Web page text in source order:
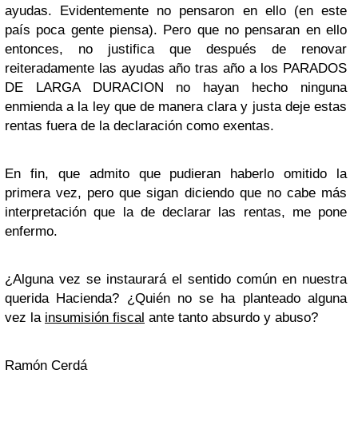
ayudas. Evidentemente no pensaron en ello (en este
país poca gente piensa). Pero que no pensaran en ello
entonces, no justifica que después de renovar
reiteradamente las ayudas año tras año a los PARADOS
DE LARGA DURACION no hayan hecho ninguna
enmienda a la ley que de manera clara y justa deje estas
rentas fuera de la declaración como exentas.
En fin, que admito que pudieran haberlo omitido la
primera vez, pero que sigan diciendo que no cabe más
interpretación que la de declarar las rentas, me pone
enfermo.
¿Alguna vez se instaurará el sentido común en nuestra
querida Hacienda? ¿Quién no se ha planteado alguna
vez la insumisión fiscal ante tanto absurdo y abuso?
Ramón Cerdá